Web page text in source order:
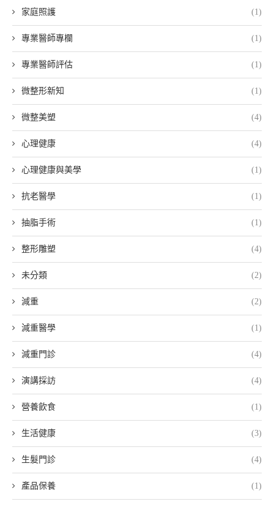
家庭照護 (1)
專業醫師專欄 (1)
專業醫師評估 (1)
微整形新知 (1)
微整美塑 (4)
心理健康 (4)
心理健康與美學 (1)
抗老醫學 (1)
抽脂手術 (1)
整形雕塑 (4)
未分類 (2)
減重 (2)
減重醫學 (1)
減重門診 (4)
演講採訪 (4)
營養飲食 (1)
生活健康 (3)
生髮門診 (4)
產品保養 (1)